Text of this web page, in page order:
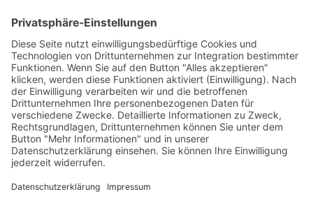
KONTAKT
PRODUKTE
ANWENDER